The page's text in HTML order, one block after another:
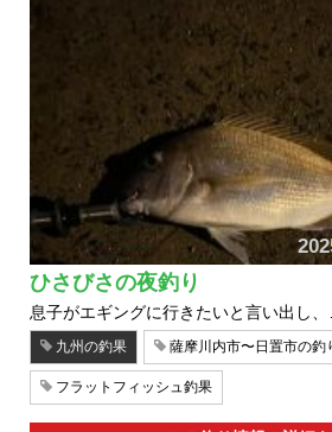
ひさびさの夜釣り
息子がエギングに行きたいと言い出し、
九州の釣果 薩摩川内市〜日置市の釣
フラットフィッシュ釣果